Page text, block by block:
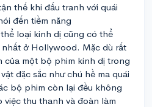
thế khi đấu tranh với quái
đến tiềm năng
loại kinh dị cũng có thể
ở Hollywood. Mặc dù rất
của một bộ phim kinh dị trong
đặc sắc như chú hề ma quái
bộ phim còn lại đều không
thu thanh và đoàn làm